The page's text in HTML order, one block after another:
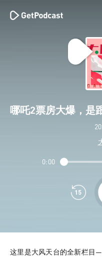
哪吒2票房大爆，是
0:00
这里是大风天台的全新栏目